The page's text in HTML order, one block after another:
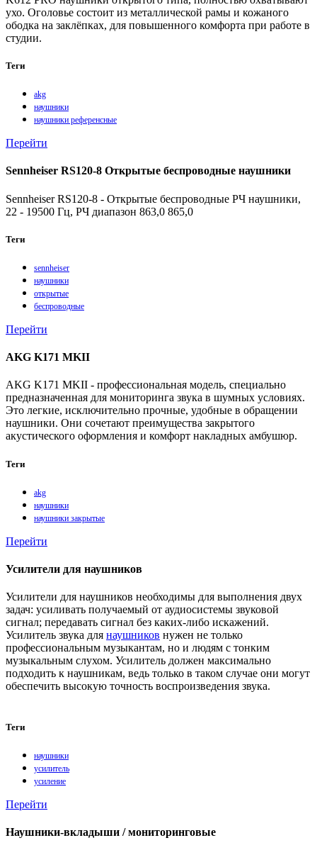
ухо. Оголовье состоит из металлической рамы и кожаного
ободка на заклёпках, для повышенного комфорта при работе в
студии.
Теги
akg
наушники
наушники референсные
Перейти
Sennheiser RS120-8 Открытые беспроводные наушники
Sennheiser RS120-8 - Открытые беспроводные РЧ наушники,
22 - 19500 Гц, РЧ диапазон 863,0 865,0
Теги
sennheiser
наушники
открытые
беспроводные
Перейти
AKG K171 MKII
AKG K171 MKII - профессиональная модель, специально
предназначенная для мониторинга звука в шумных условиях.
Это легкие, исключительно прочные, удобные в обращении
наушники. Они сочетают преимущества закрытого
акустического оформления и комфорт накладных амбушюр.
Теги
akg
наушники
наушники закрытые
Перейти
Усилители для наушников
Усилители для наушников необходимы для выполнения двух
задач: усиливать получаемый от аудиосистемы звуковой
сигнал; передавать сигнал без каких-либо искажений.
Усилитель звука для наушников нужен не только
профессиональным музыкантам, но и людям с тонким
музыкальным слухом. Усилитель должен максимально
подходить к наушникам, ведь только в таком случае они могут
обеспечить высокую точность воспроизведения звука.
Теги
наушники
усилитель
усиление
Перейти
Наушники-вкладыши / мониторинговые